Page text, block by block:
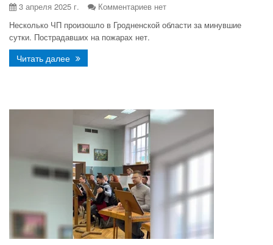
3 апреля 2025 г.
Комментариев нет
Несколько ЧП произошло в Гродненской области за минувшие
сутки. Пострадавших на пожарах нет.
Читать далее